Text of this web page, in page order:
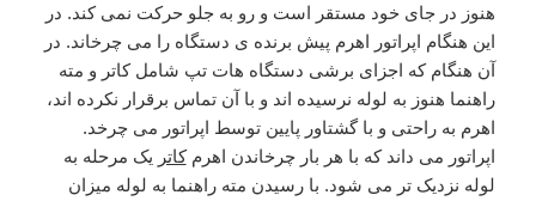
هنوز در جای خود مستقر است و رو به جلو حرکت نمی کند. در
این هنگام اپراتور اهرم پیش برنده ی دستگاه را می چرخاند. در
آن هنگام که اجزای برشی دستگاه هات تپ شامل کاتر و مته
راهنما هنوز به لوله نرسیده اند و با آن تماس برقرار نکرده اند،
اهرم به راحتی و با گشتاور پایین توسط اپراتور می چرخد.
اپراتور می داند که با هر بار چرخاندن اهرمکاتر یک مرحله به
لوله نزدیک تر می شود. با رسیدن مته راهنما به لوله میزان